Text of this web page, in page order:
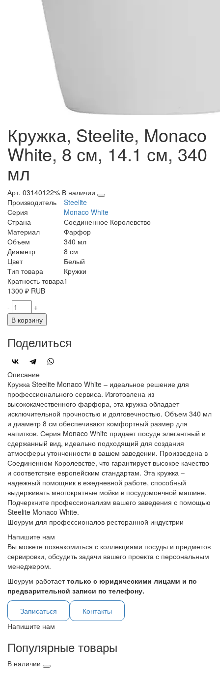
Кружка, Steelite, Monaco
White, 8 см, 14.1 см, 340
мл
Арт. 03140122% В наличии
Производитель
Steelite
Серия
Monaco White
Страна
Соединенное Королевство
Материал
Фарфор
Объем
340 мл
Диаметр
8 см
Цвет
Белый
Тип товара
Кружки
Кратность товара1
1300 ₽ RUB
-
+
В корзину
Поделиться
Описание
Кружка Steelite Monaco White – идеальное решение для
профессионального сервиса. Изготовлена из
высококачественного фарфора, эта кружка обладает
исключительной прочностью и долговечностью. Объем 340 мл
и диаметр 8 см обеспечивают комфортный размер для
напитков. Серия Monaco White придает посуде элегантный и
сдержанный вид, идеально подходящий для создания
атмосферы утонченности в вашем заведении. Произведена в
Соединенном Королевстве, что гарантирует высокое качество
и соответствие европейским стандартам. Эта кружка –
надежный помощник в ежедневной работе, способный
выдерживать многократные мойки в посудомоечной машине.
Подчеркните профессионализм вашего заведения с помощью
Steelite Monaco White.
Шоурум для профессионалов ресторанной индустрии
Напишите нам
Вы можете познакомиться с коллекциями посуды и предметов
сервировки, обсудить задачи вашего проекта с персональным
менеджером.
Шоурум работаеттолько с юридическими лицами и по
предварительной записи по телефону.
Записаться
Контакты
Напишите нам
Популярные товары
В наличии